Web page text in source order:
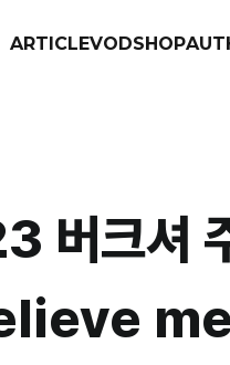
ARTICLEVODSHOP
버크셔